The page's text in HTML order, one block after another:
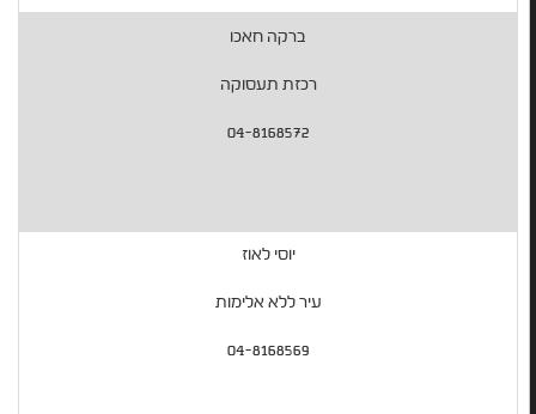
ברקה חאכו
רכזת תעסוקה
04-8168572
יוסי לאוז
עיר ללא אלימות
04-8168569